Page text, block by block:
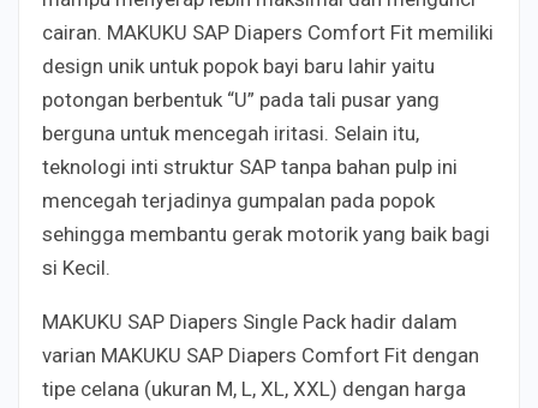
cairan. MAKUKU SAP Diapers Comfort Fit memiliki
design unik untuk popok bayi baru lahir yaitu
potongan berbentuk “U” pada tali pusar yang
berguna untuk mencegah iritasi. Selain itu,
teknologi inti struktur SAP tanpa bahan pulp ini
mencegah terjadinya gumpalan pada popok
sehingga membantu gerak motorik yang baik bagi
si Kecil.
MAKUKU SAP Diapers Single Pack hadir dalam
varian MAKUKU SAP Diapers Comfort Fit dengan
tipe celana (ukuran M, L, XL, XXL) dengan harga